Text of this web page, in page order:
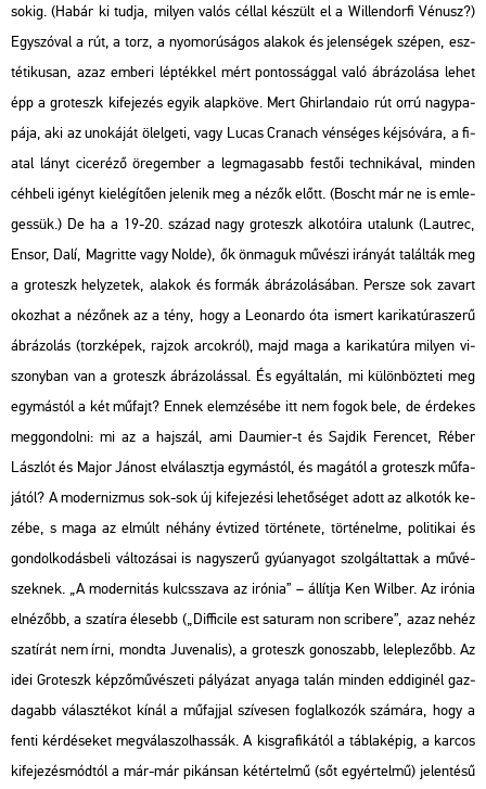
so­kig. (Habár ki tudja, mi­lyen valós cél­lal ké­szült el a Wil­lend­or­fi Vé­nusz?)
Egy­szó­val a rút, a torz, a nyo­mo­rú­sá­gos ala­kok és je­len­sé­gek szé­pen, esz­
té­ti­ku­san, azaz em­be­ri lép­ték­kel mért pon­tos­ság­gal való áb­rá­zo­lá­sa lehet
épp a gro­teszk ki­fe­je­zés egyik alap­kö­ve. Mert Ghir­lan­da­io rút orrú nagy­pa­
pá­ja, aki az uno­ká­ját ölel­ge­ti, vagy Lucas Cra­nach vén­sé­ges kéj­só­vá­ra, a fi­
a­tal lányt ci­ce­ré­ző öreg­em­ber a leg­ma­ga­sabb fes­tői tech­ni­ká­val, min­den
céh­be­li igényt ki­elé­gí­tő­en je­le­nik meg a nézők előtt. (Boscht már ne is em­le­
ges­sük.) De ha a 19-20. szá­zad nagy gro­teszk al­ko­tó­i­ra uta­lunk (Laut­rec,
Ensor, Dalí, Mag­rit­te vagy Nolde), ők ön­ma­guk mű­vé­szi irá­nyát ta­lál­ták meg
a gro­teszk hely­ze­tek, ala­kok és for­mák áb­rá­zo­lá­sá­ban. Per­sze sok za­vart
okoz­hat a né­ző­nek az a tény, hogy a Le­o­nar­do óta is­mert ka­ri­ka­tú­ra­sze­rű
áb­rá­zo­lás (torz­ké­pek, raj­zok ar­cok­ról), majd maga a ka­ri­ka­tú­ra mi­lyen vi­
szony­ban van a gro­teszk áb­rá­zo­lás­sal. És egy­ál­ta­lán, mi kü­lön­böz­te­ti meg
egy­más­tól a két mű­fajt? Ennek elem­zé­sé­be itt nem fogok bele, de ér­de­kes
meg­gon­dol­ni: mi az a haj­szál, ami Dau­mi­er-t és Saj­dik Fe­ren­cet, Réber
Lász­lót és Major Já­nost el­vá­laszt­ja egy­más­tól, és ma­gá­tól a gro­teszk mű­fa­
já­tól? A mo­der­niz­mus sok-sok új ki­fe­je­zé­si le­he­tő­sé­get adott az al­ko­tók ke­
zé­be, s maga az el­múlt né­hány év­ti­zed tör­té­ne­te, tör­té­nel­me, po­li­ti­kai és
gon­dol­ko­dás­be­li vál­to­zá­sai is nagy­sze­rű gyú­anya­got szol­gál­tat­tak a mű­vé­
szek­nek. „A mo­der­ni­tás kulcs­sza­va az iró­nia” – ál­lít­ja Ken Wil­ber. Az iró­nia
el­né­zőbb, a sza­tí­ra éle­sebb („Dif­fi­ci­le est sa­t­uram non scri­be­re”, azaz nehéz
sza­tí­rát nem írni, mond­ta Ju­ve­na­lis), a gro­teszk go­no­szabb, le­lep­le­zőbb. Az
idei Gro­teszk kép­ző­mű­vé­sze­ti pá­lyá­zat anya­ga talán min­den ed­di­gi­nél gaz­
da­gabb vá­lasz­té­kot kínál a mű­faj­jal szí­ve­sen fog­lal­ko­zók szá­má­ra, hogy a
fenti kér­dé­se­ket meg­vá­la­szol­has­sák. A kis­gra­fi­ká­tól a táb­la­ké­pig, a kar­cos
ki­fe­je­zés­mód­tól a már-már pi­kán­san két­ér­tel­mű (sőt egy­ér­tel­mű) je­len­té­sű